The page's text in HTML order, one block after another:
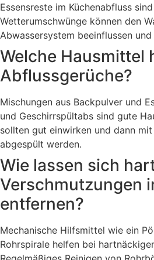
Essensreste im Küchenabfluss
Wetterumschwünge können den
Abwassersystem beeinflussen
Welche Hausmittel
Abflussgerüche?
Mischungen aus Backpulver und
und Geschirrspültabs sind gute
sollten gut einwirken und dann mit
abgespült werden.
Wie lassen sich
Verschmutzungen
entfernen?
Mechanische Hilfsmittel wie ein
Rohrspirale helfen bei